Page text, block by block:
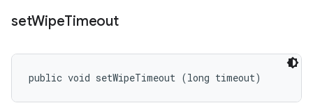
setWipeTimeout
public void setWipeTimeout (long timeout)